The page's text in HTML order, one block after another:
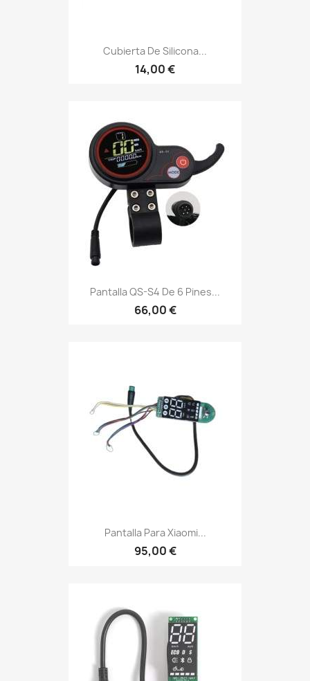
Cubierta De Silicona...
14,00 €
Pantalla QS-S4 De 6 Pines...
66,00 €
Pantalla Para Xiaomi...
95,00 €